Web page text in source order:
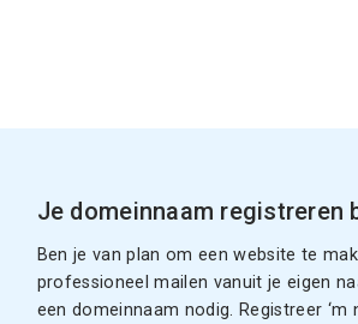
Je domeinnaam registreren
Ben je van plan om een website te
professioneel mailen vanuit je eigen
een domeinnaam nodig. Registreer ‘m